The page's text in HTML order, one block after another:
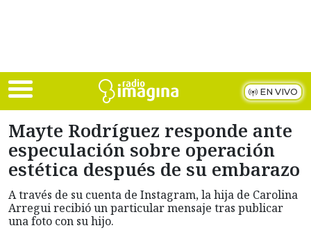
EN VIVO
Mayte Rodríguez responde ante
especulación sobre operación
estética después de su embarazo
A través de su cuenta de Instagram, la hija de Carolina
Arregui recibió un particular mensaje tras publicar
una foto con su hijo.